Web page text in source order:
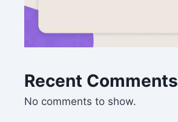
Recent Comments
No comments to show.